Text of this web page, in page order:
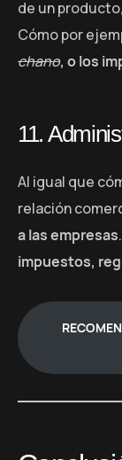
de un
Cómo por
chano, o los
11.
Al igual que
relación
a las empresas
impuestos,